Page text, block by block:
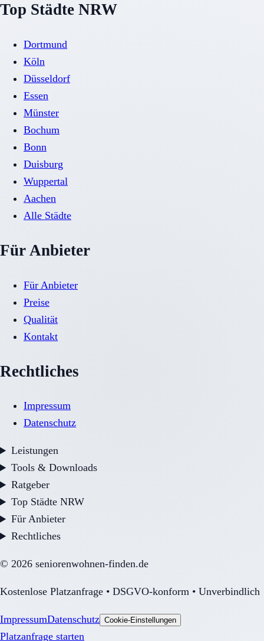
Top Städte NRW
Dortmund
Köln
Düsseldorf
Essen
Münster
Bochum
Bonn
Duisburg
Wuppertal
Aachen
Alle Städte
Für Anbieter
Für Anbieter
Preise
Qualität
Kontakt
Rechtliches
Impressum
Datenschutz
Leistungen
Tools & Downloads
Ratgeber
Top Städte NRW
Für Anbieter
Rechtliches
© 2026 seniorenwohnen-finden.de
Kostenlose Platzanfrage • DSGVO-konform • Unverbindlich
ImpressumDatenschutz Cookie-Einstellungen
Platzanfrage starten